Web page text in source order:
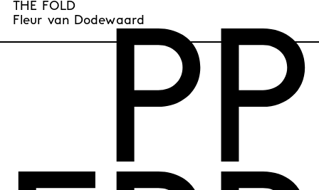
THE FOLD
Fleur van Dodewaard
PP